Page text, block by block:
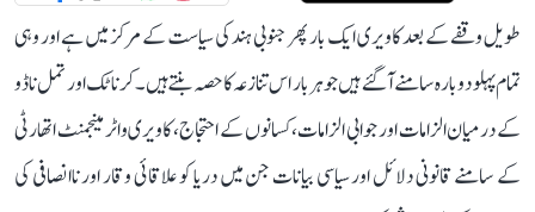
طویل وقفے کے بعد کاویری ایک بار پھر جنوبی ہند کی سیاست کے مرکز میں ہے اور وہی
تمام پہلو دوبارہ سامنے آ گئے ہیں جو ہر بار اس تنازعہ کا حصہ بنتے ہیں۔ کرناٹک اور تمل ناڈو
کے درمیان الزامات اور جوابی الزامات، کسانوں کے احتجاج، کاویری واٹر مینجمنٹ اتھارٹی
کے سامنے قانونی دلائل اور سیاسی بیانات جن میں دریا کو علاقائی وقار اور ناانصافی کی